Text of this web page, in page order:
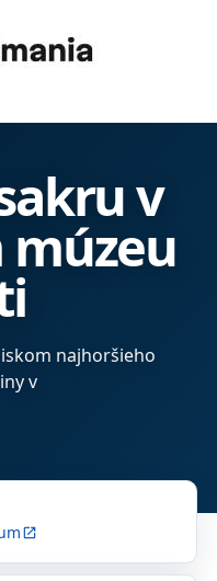
v
múzeu
najhoršieho
v
open_in_new